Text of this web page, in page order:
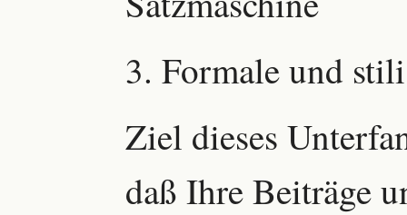
3. Formale und
Ziel dieses
daß Ihre Beiträge